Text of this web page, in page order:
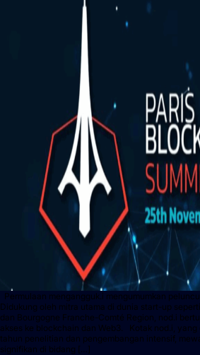
Permulaan mengangguk.i mengumumkan
Didukung oleh mitra utama di dunia start-up
dan Bourgogne Franche-Comté Region, nod.i
akses ke blockchain dan Web3. Kotak nod.i,
tahun penelitian dan pengembangan intensif,
signifikan di bidang […]